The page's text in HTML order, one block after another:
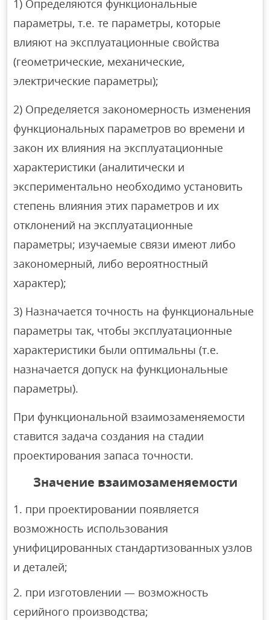
1) Определяются функциональные
параметры, т.е. те параметры, которые
влияют на эксплуатационные свойства
(геометрические, механические,
электрические параметры);
2) Определяется закономерность изменения
функциональных параметров во времени и
закон их влияния на эксплуатационные
характеристики (аналитически и
экспериментально необходимо установить
степень влияния этих параметров и их
отклонений на эксплуатационные
параметры; изучаемые связи имеют либо
закономерный, либо вероятностный
характер);
3) Назначается точность на функциональные
параметры так, чтобы эксплуатационные
характеристики были оптимальны (т.е.
назначается допуск на функциональные
параметры).
При функциональной взаимозаменяемости
ставится задача создания на стадии
проектирования запаса точности.
Значение взаимозаменяемости
при проектировании появляется
возможность использования
унифицированных стандартизованных узлов
и деталей;
при изготовлении — возможность
серийного производства;